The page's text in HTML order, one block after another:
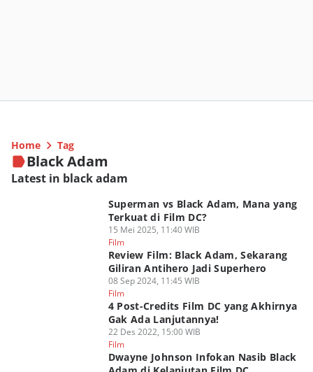
Home Tag
Black Adam
Latest in black adam
Superman vs Black Adam, Mana yang
Terkuat di Film DC?
15 Mei 2025, 11:40 WIB
Film
Review Film: Black Adam, Sekarang
Giliran Antihero Jadi Superhero
08 Sep 2024, 11:45 WIB
Film
4 Post-Credits Film DC yang Akhirnya
Gak Ada Lanjutannya!
22 Des 2022, 15:00 WIB
Film
Dwayne Johnson Infokan Nasib Black